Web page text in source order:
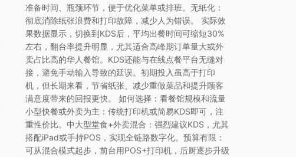
准备时间、瓶颈环节，便于优化菜单或排班。无纸化：
彻底消除纸张浪费和打印故障，减少人为错误。 实际效
果数据显示，切换到KDS后，平均出餐时间可缩短30%
左右，翻台率提升明显，尤其适合高峰期订单量大或外
卖占比高的华人餐馆。KDS还能与在线点餐平台无缝对
接，避免手动输入导致的延误。初期投入虽高于打印
机，但长期来看，节省纸张、减少重做菜品和提升顾客
满意度带来的回报更快。 如何选择：看餐馆规模和流量
小型快餐或外卖为主：传统打印机或简易KDS即可，注
重性价比。中大型堂食+外卖混合：强烈建议KDS，尤其
搭配iPad或手持POS，实现全链路数字化。预算有限：
可从混合模式起步，前台用POS+打印机，后厨逐步升级